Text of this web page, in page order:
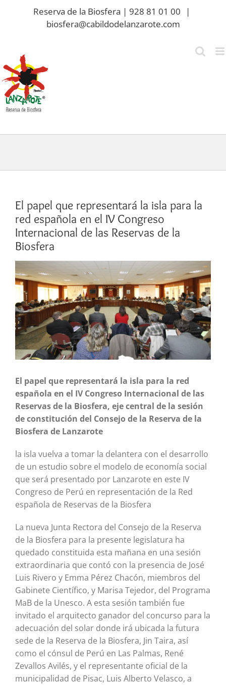
Reserva de la Biosfera | 928 81 01 00
|
biosfera@cabildodelanzarote.com
El papel que representará la isla para la
red española en el IV Congreso
Internacional de las Reservas de la
Biosfera
imagen
más
grande
El papel que representará la isla para la red
española en el IV Congreso Internacional de las
Reservas de la Biosfera, eje central de la sesión
de constitución del Consejo de la Reserva de la
Biosfera de Lanzarote
la isla vuelva a tomar la delantera con el desarrollo
de un estudio sobre el modelo de economía social
que será presentado por Lanzarote en este IV
Congreso de Perú en representación de la Red
española de Reservas de la Biosfera
La nueva Junta Rectora del Consejo de la Reserva
de la Biosfera para la presente legislatura ha
quedado constituida esta mañana en una sesión
extraordinaria que contó con la presencia de José
Luis Rivero y Emma Pérez Chacón, miembros del
Gabinete Científico, y Marisa Tejedor, del Programa
MaB de la Unesco. A esta sesión también fue
invitado el arquitecto ganador del concurso para la
adecuación del solar donde irá ubicada la futura
sede de la Reserva de la Biosfera, Jin Taira, así
como el cónsul de Perú en Las Palmas, René
Zevallos Avilés, y el representante oficial de la
municipalidad de Pisac, Luis Alberto Velasco, a